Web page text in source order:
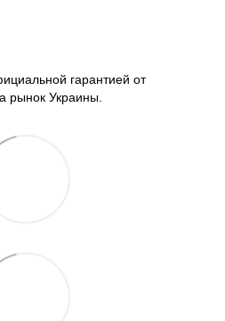
гарантией от
рынок Украины.